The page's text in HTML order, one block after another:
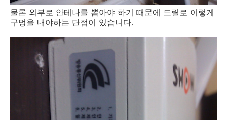
물론 외부로 안테나를 뽑아야 하기 때문에 드릴로 이렇게
구멍을 내야하는 단점이 있습니다.